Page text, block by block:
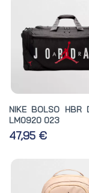
NIKE BOLSO HBR
LM0920 023
47,95 €